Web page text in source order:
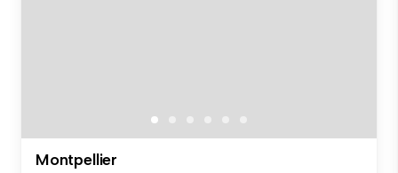
Montpellier